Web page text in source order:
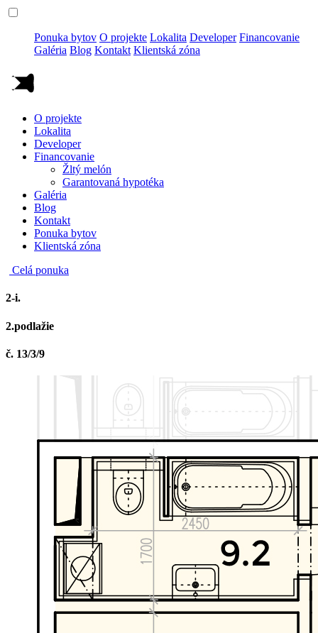
Ponuka bytov O projekte Lokalita Developer Financovanie
Galéria Blog Kontakt Klientská zóna
O projekte
Lokalita
Developer
Financovanie
Žltý melón
Garantovaná hypotéka
Galéria
Blog
Kontakt
Ponuka bytov
Klientská zóna
Celá ponuka
2-i.
2.podlažie
č. 13/3/9